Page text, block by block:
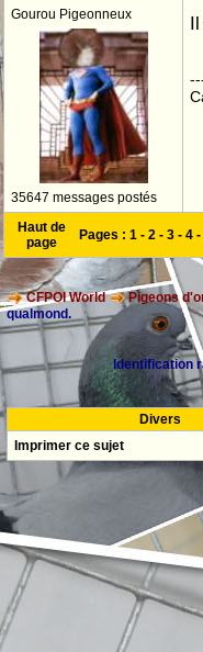
Gourou Pigeonneux
35647 messages postés
Haut de
page
Pages : 1 - 2 - 3 - 4 -
CFPOI World Pigeons
qualmond.
Identification
Divers
Imprimer ce sujet